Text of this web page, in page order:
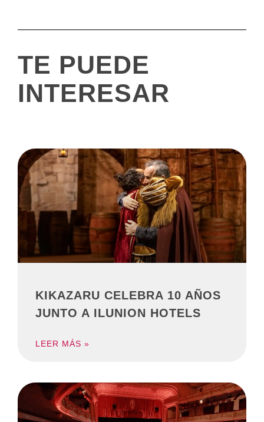
TE PUEDE
INTERESAR
KIKAZARU CELEBRA 10 AÑOS
JUNTO A ILUNION HOTELS
LEER MÁS »